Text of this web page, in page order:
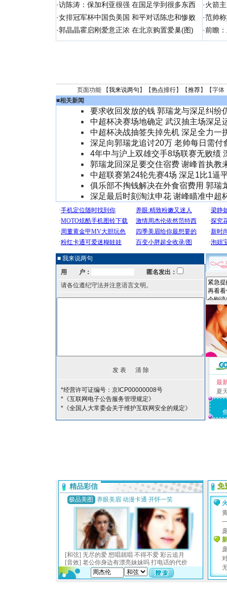
·访陈涛：保加利亚很强 在国足学到很多东西
·女排冠军杯中国负美国 和平对话陈忠和惨败
·郭晶晶霍启刚爱意正浓 在北京购置爱巢(图)
·火箭
·范帅
·前瞻
页面功能 【我来说两句 】【热点排行】【推荐】【字体
■相关新闻
要求收回发放的钱 郭瑞龙与深足纠纷
中超杯决赛场地确定 武汉抽主场深足
中超杯决战抽签失掉先机 深足全力一
深足向郭瑞龙追讨20万 老帅每日需付
4年中与沪上双雄交手8场联赛无败绩
郭瑞龙回深足要交住宿费 谢峰首执教
中超联赛第24轮先赛4场 深足1比1逼
俱乐部不掏钱解决在外食宿费用 郭瑞
深足最后时刻淘汰申花 谢峰瞄准中超
■ 我来说两句
用 户：
匿名发出：
请各位遵纪守法并注意语言文明。
*经营许可证编号：京ICP00000008号
*《互联网电子公告服务管理规定》
*《全国人大常委会关于维护互联网安全的规定》
最
夏